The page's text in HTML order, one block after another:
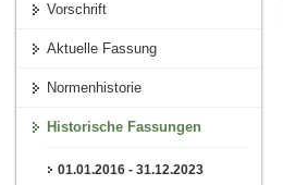
Vorschrift
Aktuelle Fassung
Normenhistorie
Historische Fassungen
01.01.2016 - 31.12.2023